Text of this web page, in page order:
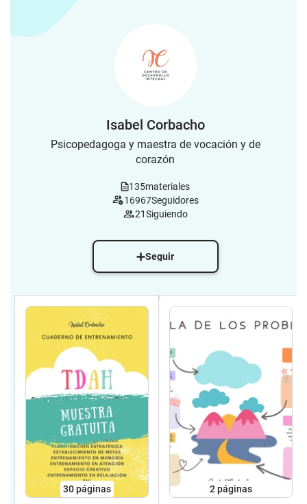
Isabel Corbacho
Psicopedagoga y maestra de vocación y de
corazón
135materiales
16967Seguidores
21Siguiendo
Seguir
30páginas 2páginas